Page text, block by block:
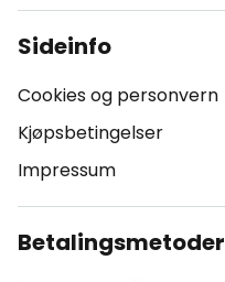
Sideinfo
Cookies og personvern
Kjøpsbetingelser
Impressum
Betalingsmetoder